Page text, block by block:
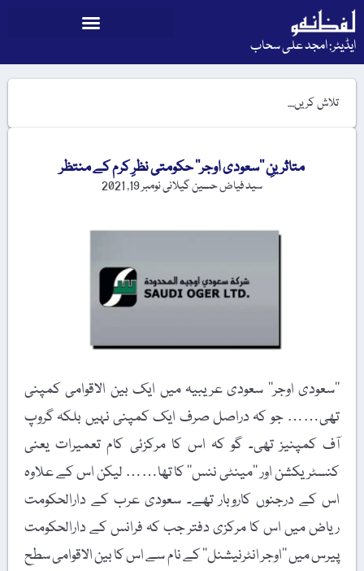
ایڈیٹر: امجد علی سحاب
متاثرینِ ’’سعودی اوجر‘‘ حکومتی نظرِ کرم کے منتظر
سید فیاض حسین گیلانینومبر 19, 2021
’’سعودی اوجر‘‘ سعودی عریبیہ میں ایک بین الاقوامی کمپنی
تھی…… جو کہ دراصل صرف ایک کمپنی نہیں بلکہ گروپ
آف کمپنیز تھی۔ گو کہ اس کا مرکزئی کام تعمیرات یعنی
کنسٹریکشن اور ’’مینٹی ننس‘‘ کا تھا…… لیکن اس کے علاوہ
اس کے درجنوں کاروبار تھے۔ سعودی عرب کے دارالحکومت
ریاض میں اس کا مرکزی دفتر جب کہ فرانس کے دارالحکومت
پیرس میں ’’اوجر انٹرنیشنل‘‘ کے نام سے اس کا بین الاقوامی سطح